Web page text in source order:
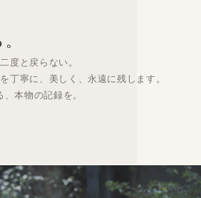
度と戻らない。
丁寧に、美しく、永遠に残します。
本物の記録を。